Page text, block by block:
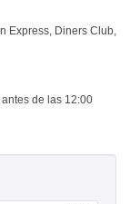
Express, Diners Club,
de las 12:00